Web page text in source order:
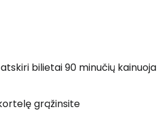
bilietai 90 minučių kainuoja
grąžinsite